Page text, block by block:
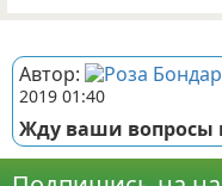
Автор:
2019 01:40
Жду ваши вопросы